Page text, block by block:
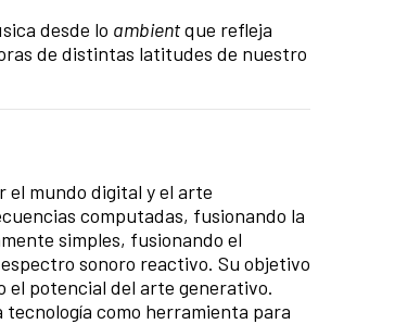
desde lo ambientque refleja
de distintas latitudes de nuestro
el mundo digital y el arte
computadas, fusionando la
simples, fusionando el
sonoro reactivo. Su objetivo
el potencial del arte generativo.
como herramienta para